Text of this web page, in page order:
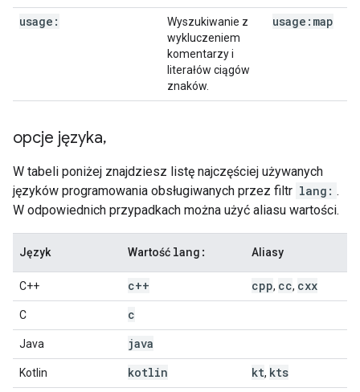
usage:
Wyszukiwanie z
wykluczeniem
komentarzy i
literałów ciągów
znaków.
usage:map
opcje języka,
W tabeli poniżej znajdziesz listę najczęściej używanych
języków programowania obsługiwanych przez filtr lang: .
W odpowiednich przypadkach można użyć aliasu wartości.
Język Wartość lang: Aliasy
C++ c++ cpp, cc, cxx
C c
Java java
Kotlin kotlin kt, kts